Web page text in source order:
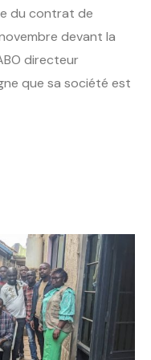
du contrat de
devant la
directeur
que sa société est